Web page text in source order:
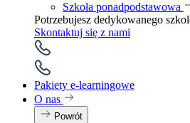
Szkoła ponadpodstawowa
Potrzebujesz dedykowanego
Skontaktuj się z nami
Pakiety e-learningowe
O nas
Powrót